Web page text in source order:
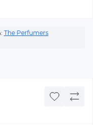
The Perfumers